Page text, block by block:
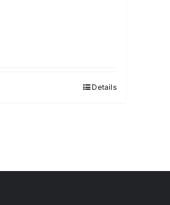
Details